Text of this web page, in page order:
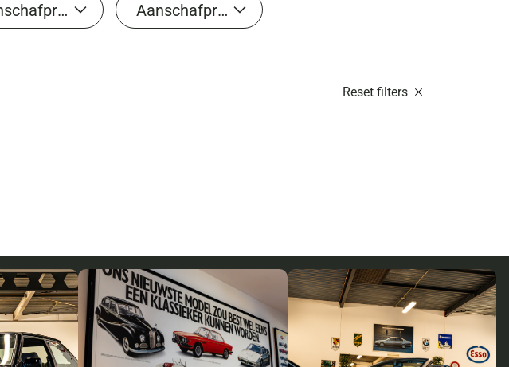
Contact
Aanschafprijs van
Aanschafprijs tot
Reset filters